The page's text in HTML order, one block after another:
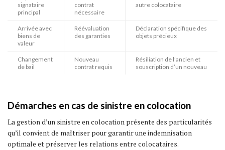
signataire
principal
contrat
nécessaire
autre colocataire
Arrivée avec
biens de
valeur
Réévaluation
des garanties
Déclaration spécifique des
objets précieux
Changement
de bail
Nouveau
contrat requis
Résiliation de l’ancien et
souscription d’un nouveau
Démarches en cas de sinistre en colocation
La gestion d’un sinistre en colocation présente des particularités
qu’il convient de maîtriser pour garantir une indemnisation
optimale et préserver les relations entre colocataires.